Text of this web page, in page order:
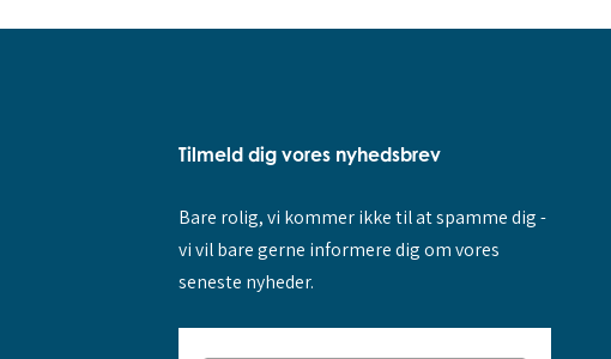
Tilmeld dig vores nyhedsbrev
Bare rolig, vi kommer ikke til at spamme dig -
vi vil bare gerne informere dig om vores
seneste nyheder.